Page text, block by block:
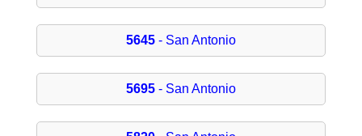
5645- San Antonio
5695- San Antonio